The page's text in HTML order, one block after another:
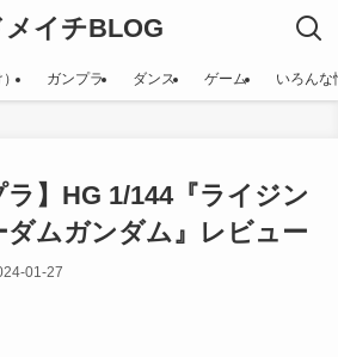
メイチBLOG
） ガンプラ ダンス ゲーム いろんな
ラ】HG 1/144『ライジン
ダムガンダム』レビュー
01-27